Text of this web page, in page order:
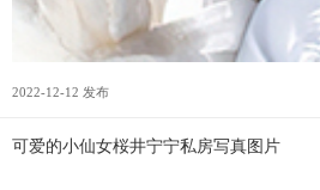
2022-12-12 发布
可爱的小仙女桜井宁宁私房写真图片